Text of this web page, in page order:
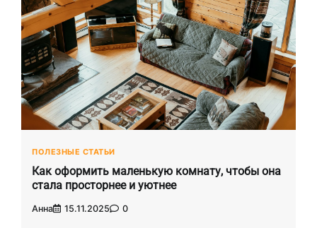
ПОЛЕЗНЫЕ СТАТЬИ
Как оформить маленькую комнату, чтобы она
стала просторнее и уютнее
Анна 15.11.2025 0